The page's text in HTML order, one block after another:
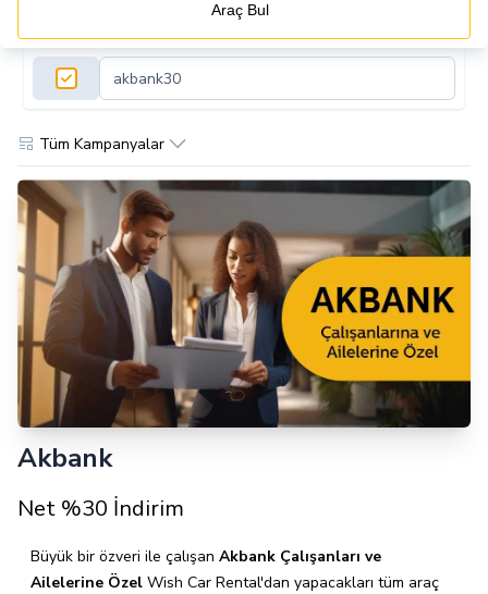
Araç Bul
Tüm Kampanyalar
Akbank
Net %30 İndirim
Büyük bir özveri ile çalışan Akbank Çalışanları ve
Ailelerine Özel Wish Car Rental'dan yapacakları tüm araç